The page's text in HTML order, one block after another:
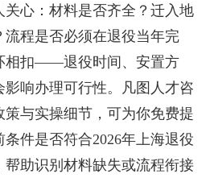
心：材料是否齐全？迁入地
程是否必须在退役当年完
相扣——退役时间、安置方
响办理可行性。凡图人才咨
与实操细节，可为你免费提
件是否符合2026年上海退役
助识别材料缺失或流程衔接